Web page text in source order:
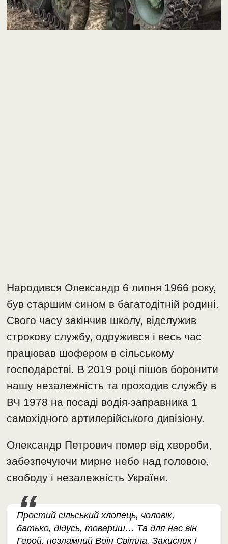
Народився Олександр 6 липня 1966 року,
був старшим сином в багатодітній родині.
Свого часу закінчив школу, відслужив
строкову службу, одружився і весь час
працював шофером в сільському
господарстві. В 2019 році пішов боронити
нашу незалежність та проходив службу в
ВЧ 1978 на посаді водія-заправника 1
самохідного артилерійського дивізіону.
Олександр Петрович помер від хвороби,
забезпечуючи мирне небо над головою,
свободу і незалежність України.
Простий сільський хлопець, чоловік,
батько, дідусь, товариш… Та для нас він
Герой, незламний Воїн Світла, Захисник і